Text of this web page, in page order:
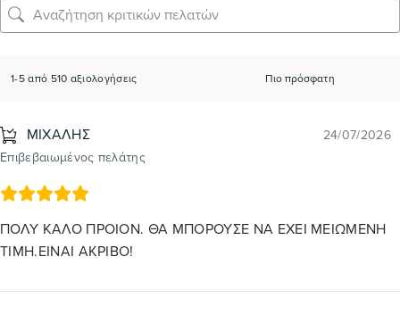
1-5 από 510 αξιολογήσεις
ΜΙΧΑΛΗΣ
Επιβεβαιωμένος πελάτης
24/07/2026
ΠΟΛΥ ΚΑΛΟ ΠΡΟΙΟΝ. ΘΑ ΜΠΟΡΟΥΣΕ ΝΑ ΕΧΕΙ ΜΕΙΩΜΕΝΗ
ΤΙΜΗ.ΕΙΝΑΙ ΑΚΡΙΒΟ!